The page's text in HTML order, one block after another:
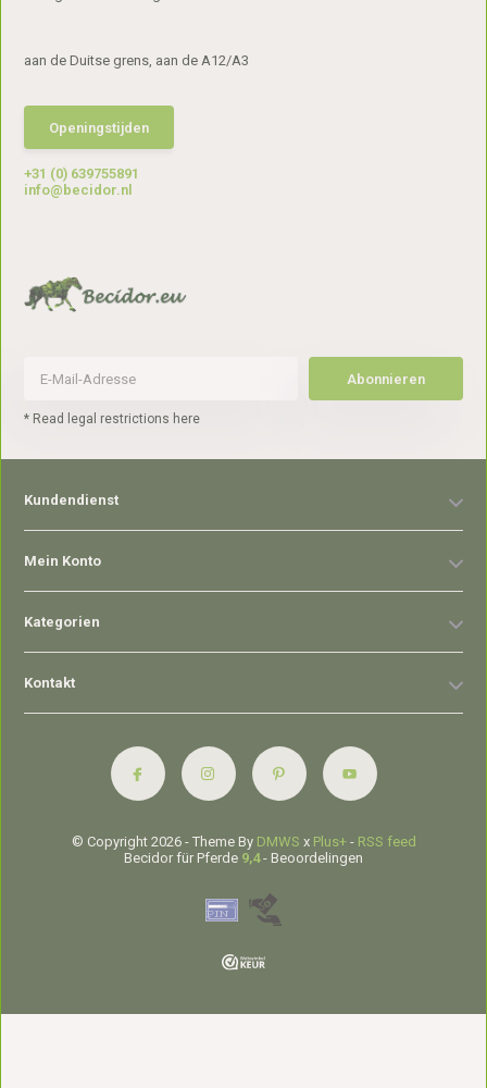
aan de Duitse grens, aan de A12/A3
Openingstijden
+31 (0) 639755891
info@becidor.nl
Abonnieren
* Read legal restrictions here
Kundendienst
Mein Konto
Kategorien
Kontakt
© Copyright 2026 - Theme By DMWS x Plus+- RSS feed
Becidor für Pferde 9,4- Beoordelingen